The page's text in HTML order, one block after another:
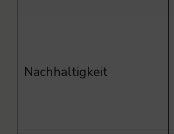
Nachhaltigkeit